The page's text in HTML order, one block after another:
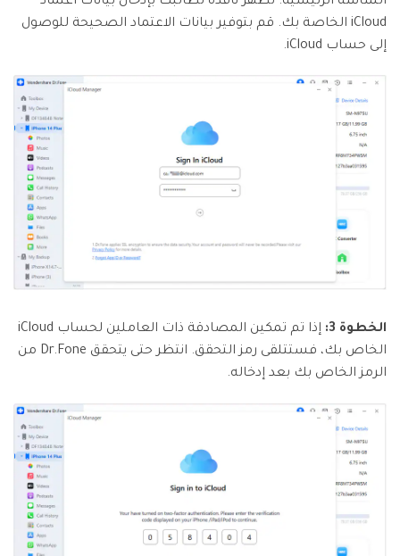
iCloud الخاصة بك. قم بتوفير بيانات الاعتماد الصحيحة للوصول
إلى حساب iCloud.
الخطوة 3:
إذا تم تمكين المصادقة ذات العاملين لحساب iCloud
الخاص بك، فستتلقى رمز التحقق. انتظر حتى يتحقق Dr.Fone من
الرمز الخاص بك بعد إدخاله.